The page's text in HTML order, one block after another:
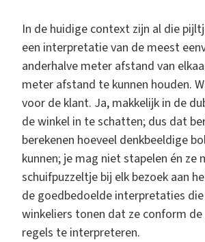
In de huidige context zijn al die
een interpretatie van de meest
anderhalve meter afstand van
meter afstand te kunnen houden.
voor de klant. Ja, makkelijk in de
de winkel in te schatten; dus dat
berekenen hoeveel denkbeeldige
kunnen; je mag niet stapelen én ze
schuifpuzzeltje bij elk bezoek aan
de goedbedoelde interpretaties
winkeliers tonen dat ze conform
regels te interpreteren.